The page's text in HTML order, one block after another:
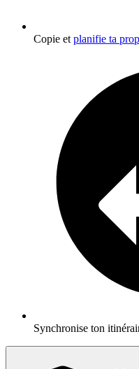
Copie et planifie ta
Synchronise ton